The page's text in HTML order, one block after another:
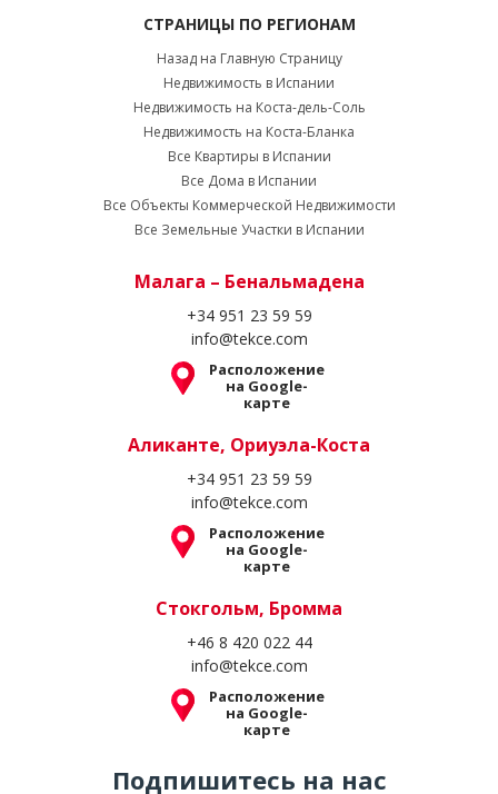
СТРАНИЦЫ ПО РЕГИОНАМ
Назад на Главную Страницу
Недвижимость в Испании
Недвижимость на Коста-дель-Соль
Недвижимость на Коста-Бланка
Все Квартиры в Испании
Все Дома в Испании
Все Объекты Коммерческой Недвижимости
Все Земельные Участки в Испании
Малага – Бенальмадена
+34 951 23 59 59
info@tekce.com
Расположение
на Google-
карте
Аликанте, Ориуэла-Коста
+34 951 23 59 59
info@tekce.com
Расположение
на Google-
карте
Стокгольм, Бромма
+46 8 420 022 44
info@tekce.com
Расположение
на Google-
карте
Подпишитесь на нас